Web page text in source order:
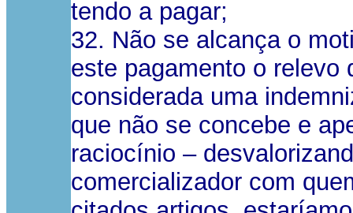
tendo a pagar;
32. Não se alcança o
este pagamento o relevo
considerada uma
que não se concebe e
raciocínio –
comercializador com